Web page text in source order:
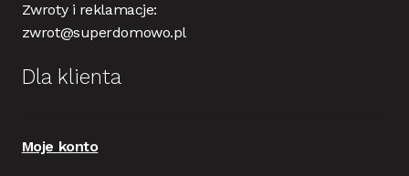
Zwroty i reklamacje:
zwrot@superdomowo.pl
Dla klienta
Moje konto